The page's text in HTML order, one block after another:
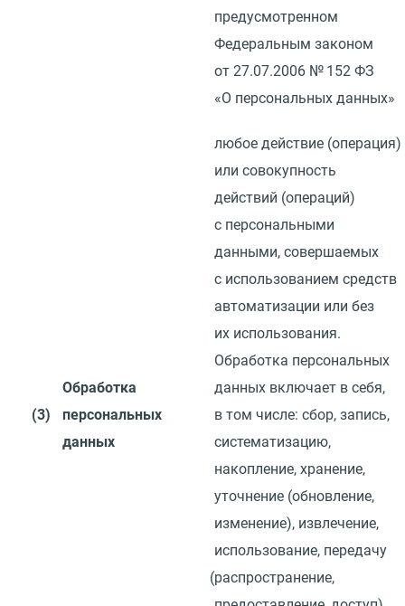
предусмотренном
Федеральным законом
от 27.07.2006 № 152 ФЗ
«О персональных данных»
(3)
Обработка
персональных
данных
любое действие (операция)
или совокупность
действий (операций)
с персональными
данными, совершаемых
с использованием средств
автоматизации или без
их использования.
Обработка персональных
данных включает в себя,
в том числе: сбор, запись,
систематизацию,
накопление, хранение,
уточнение (обновление,
изменение), извлечение,
использование, передачу
(распространение,